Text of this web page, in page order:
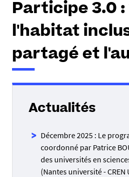
Participe 3.0 :
l'habitat
partagé et
Actualités
Décembre 2025 : Le
coordonné par Patrice
des universités en
(Nantes université - CREN